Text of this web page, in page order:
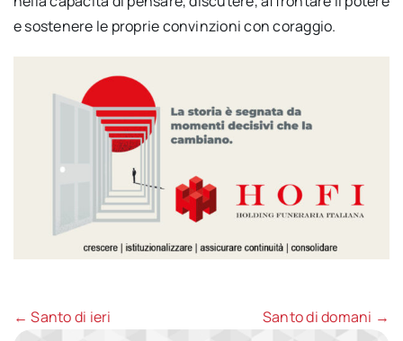
e sostenere le proprie convinzioni con coraggio.
← Santo di ieri Santo di domani →